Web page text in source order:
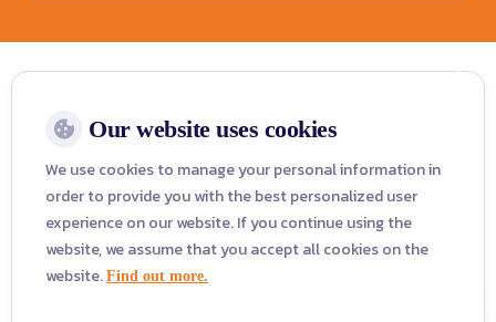
جراح عظام والمفاصل لأمراض العمود
الفقري
WhatsApp :0066848756622
Our website uses cookies
We use cookies to manage your personal information in
order to provide you with the best personalized user
experience on our website. If you continue using the
website, we assume that you accept all cookies on the
website. Find out more.